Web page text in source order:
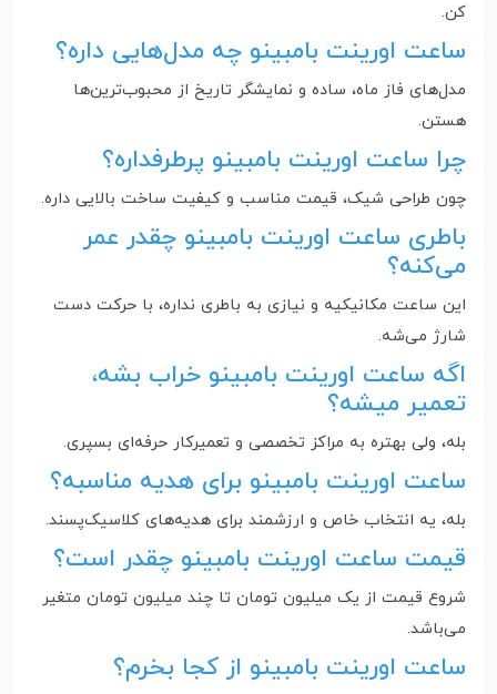
کن.
ساعت اورینت بامبینو چه مدل‌هایی داره؟
مدل‌های فاز ماه، ساده و نمایشگر تاریخ از محبوب‌ترین‌ها
هستن.
چرا ساعت اورینت بامبینو پرطرفداره؟
چون طراحی شیک، قیمت مناسب و کیفیت ساخت بالایی داره.
باطری ساعت اورینت بامبینو چقدر عمر
می‌کنه؟
این ساعت مکانیکیه و نیازی به باطری نداره، با حرکت دست
شارژ می‌شه.
اگه ساعت اورینت بامبینو خراب بشه،
تعمیر میشه؟
بله، ولی بهتره به مراکز تخصصی و تعمیرکار حرفه‌ای بسپری.
ساعت اورینت بامبینو برای هدیه مناسبه؟
بله، یه انتخاب خاص و ارزشمند برای هدیه‌های کلاسیک‌پسند.
قیمت ساعت اورینت بامبینو چقدر است؟
شروع قیمت از یک میلیون تومان تا چند میلیون تومان متغیر
می‌باشد.
ساعت اورینت بامبینو از کجا بخرم؟